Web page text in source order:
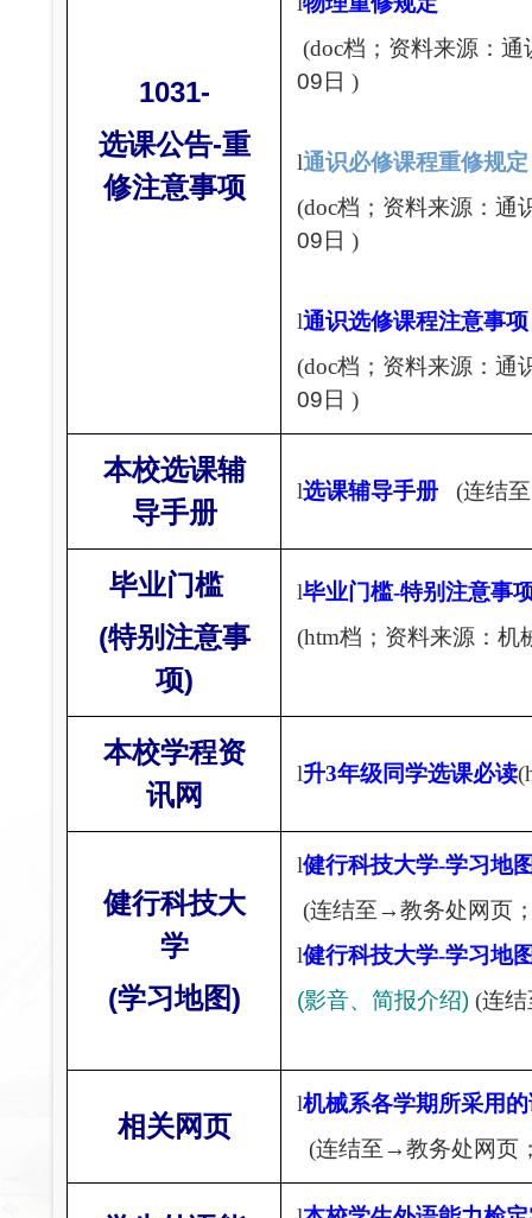
1031-
选课公告-重
修注意事项
(doc档；资料来源：通
09日 )
l通识必修课程重修规定
(doc档；资料来源：通
09日 )
l通识选修课程注意事项
(doc档；资料来源：通
09日 )
本校选课辅
导手册
l选课辅导手册 (连结
毕业门槛
(特别注意事
项)
l毕业门槛-特别注意事
(htm档；资料来源：机
本校学程资
讯网
l升3年级同学选课必读
健行科技大
学
(学习地图)
l健行科技大学-学习地
(连结至→教务处网页
l健行科技大学-学习地
(影音、简报介绍) (连
相关网页
l机械系各学期所采用
(连结至→教务处网页